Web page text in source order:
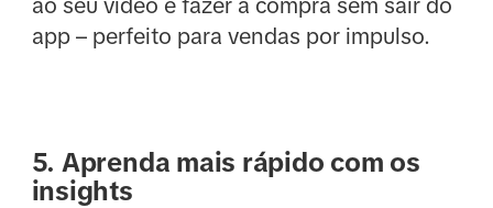
ao seu vídeo e fazer a compra sem sair do
app – perfeito para vendas por impulso.
5. Aprenda mais rápido com os
insights